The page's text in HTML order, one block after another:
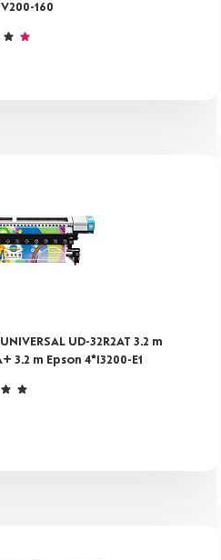
160
UD-32R2AT 3.2 m
3.2 m Epson 4*I3200-E1